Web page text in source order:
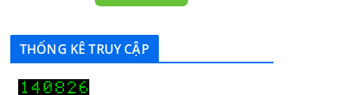
THỐNG KÊ TRUY CẬP